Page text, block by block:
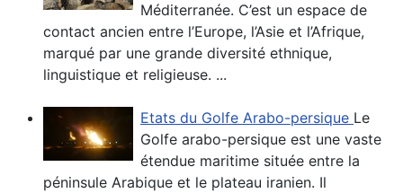
Méditerranée. C’est un espace de
contact ancien entre l’Europe, l’Asie et l’Afrique,
marqué par une grande diversité ethnique,
linguistique et religieuse. ...
Etats du Golfe Arabo-persique Le
Golfe arabo-persique est une vaste
étendue maritime située entre la
péninsule Arabique et le plateau iranien. Il